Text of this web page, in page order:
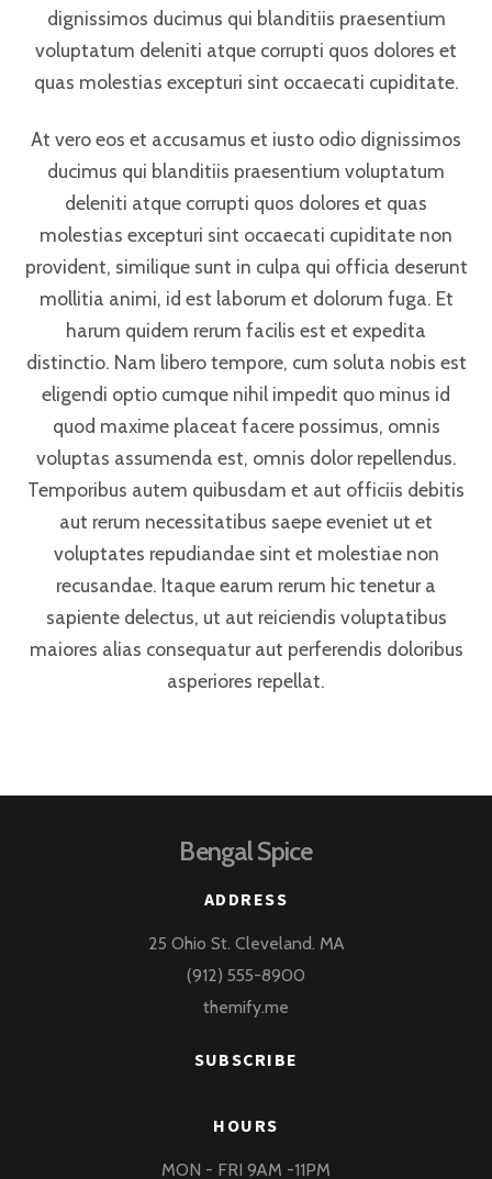
dignissimos ducimus qui blanditiis praesentium
voluptatum deleniti atque corrupti quos dolores et
quas molestias excepturi sint occaecati cupiditate.
At vero eos et accusamus et iusto odio dignissimos
ducimus qui blanditiis praesentium voluptatum
deleniti atque corrupti quos dolores et quas
molestias excepturi sint occaecati cupiditate non
provident, similique sunt in culpa qui officia deserunt
mollitia animi, id est laborum et dolorum fuga. Et
harum quidem rerum facilis est et expedita
distinctio. Nam libero tempore, cum soluta nobis est
eligendi optio cumque nihil impedit quo minus id
quod maxime placeat facere possimus, omnis
voluptas assumenda est, omnis dolor repellendus.
Temporibus autem quibusdam et aut officiis debitis
aut rerum necessitatibus saepe eveniet ut et
voluptates repudiandae sint et molestiae non
recusandae. Itaque earum rerum hic tenetur a
sapiente delectus, ut aut reiciendis voluptatibus
maiores alias consequatur aut perferendis doloribus
asperiores repellat.
Bengal Spice
ADDRESS
25 Ohio St. Cleveland. MA
(912) 555-8900
themify.me
SUBSCRIBE
HOURS
MON - FRI 9AM -11PM